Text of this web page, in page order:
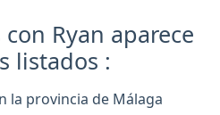
Ryan aparece
listados :
la provincia de Málaga